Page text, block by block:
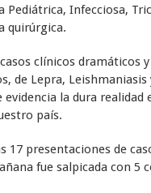
Pediátrica, Infecciosa,
quirúrgica.
clínicos dramáticos
de Lepra, Leishmaniasis
evidencia la dura realidad
país.
17 presentaciones de
fue salpicada con 5